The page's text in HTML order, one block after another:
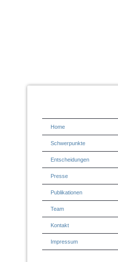
Home
Schwerpunkte
Entscheidungen
Presse
Publikationen
Team
Kontakt
Impressum